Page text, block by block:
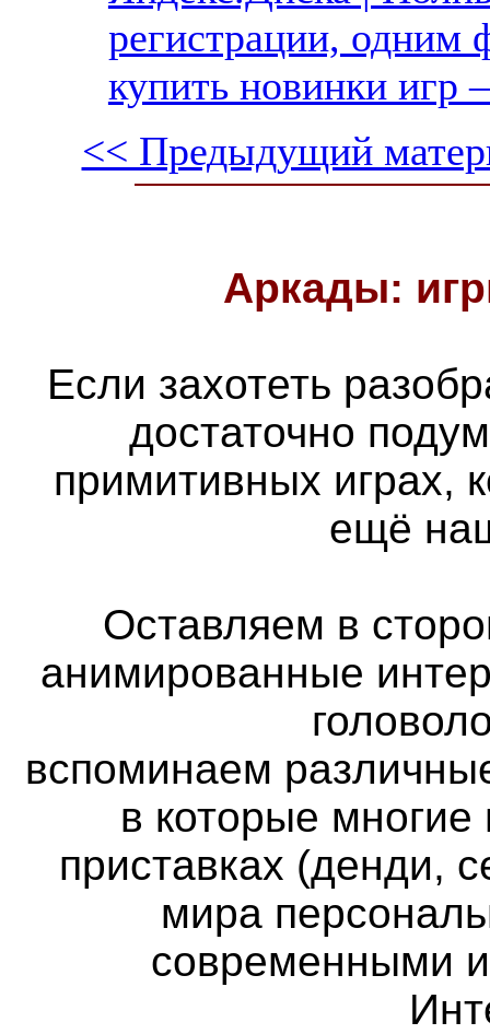
регистрации, одним
купить новинки
<< Предыдущий
Аркады:
Если захотеть
достаточно
примитивных играх,
ещё
Оставляем в
анимированные
вспоминаем
в которые
приставках (денди,
мира
современными